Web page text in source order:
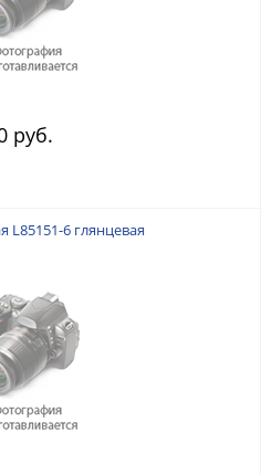
руб.
L85151-6 глянцевая